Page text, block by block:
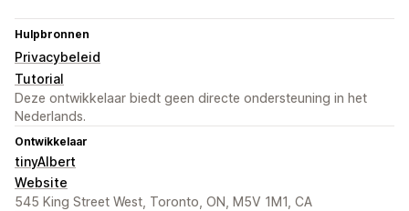
Hulpbronnen
Privacybeleid
Tutorial
Deze ontwikkelaar biedt geen directe ondersteuning in het
Nederlands.
Ontwikkelaar
tinyAlbert
Website
545 King Street West, Toronto, ON, M5V 1M1, CA